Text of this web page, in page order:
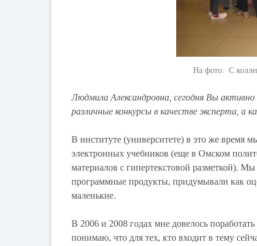
На фото: С
Людмила Александровна, сегодня Вы
различные конкурсы в качестве эксперта, а
В институте (университете) в это же время
электронных учебников (еще в Омском
материалов с гипертекстовой разметкой).
программные продукты, придумывали как
маленькие.
В 2006 и 2008 годах мне довелось
понимаю, что для тех, кто входит в тему